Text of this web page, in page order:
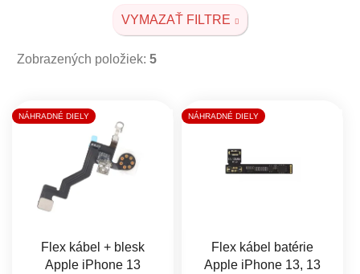
VYMAZAŤ FILTRE
Zobrazených položiek: 5
Výpis produktov
NÁHRADNÉ DIELY
Flex kábel + blesk
Apple iPhone 13
NÁHRADNÉ DIELY
Flex kábel batérie
Apple iPhone 13, 13